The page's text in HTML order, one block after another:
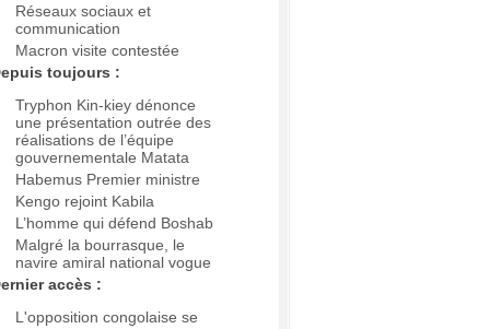
Réseaux sociaux et
communication
Macron visite contestée
toujours :
Tryphon Kin-kiey dénonce
une présentation outrée des
réalisations de l’équipe
gouvernementale Matata
Habemus Premier ministre
Kengo rejoint Kabila
L’homme qui défend Boshab
Malgré la bourrasque, le
navire amiral national vogue
accès :
L'opposition congolaise se